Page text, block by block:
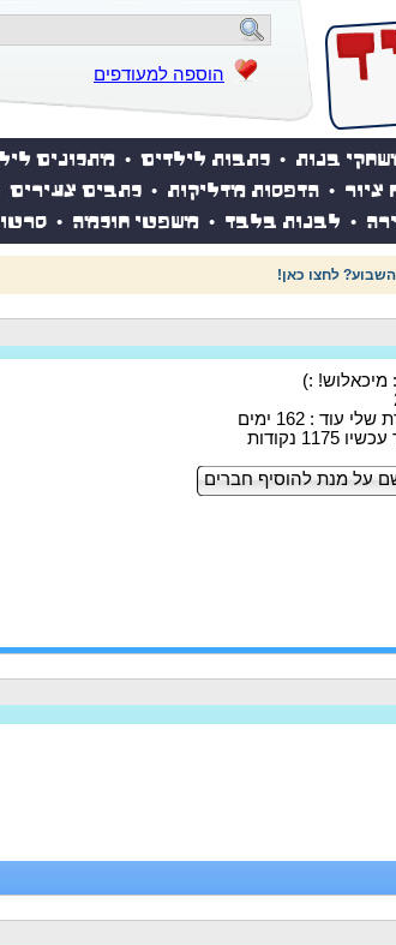
הוספה למעודפים
בנות • כתבות לילדים • מתכונים
ציור • הדפסות מדליקות • כתבים צעירים
• לבנות בלבד • משפטי חוכמה •
לחצו כאן!
מיכאלוש! :)
עוד : 162 ימים
נקודות
על מנת להוסיף חברים